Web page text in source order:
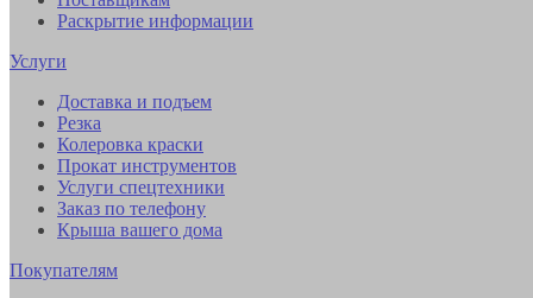
Раскрытие информации
Услуги
Доставка и подъем
Резка
Колеровка краски
Прокат инструментов
Услуги спецтехники
Заказ по телефону
Крыша вашего дома
Покупателям